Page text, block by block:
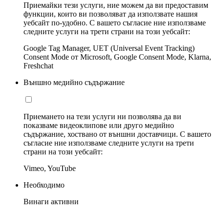
Приемайки тези услуги, ние можем да ви предоставим
функции, които ви позволяват да използвате нашия
уебсайт по-удобно. С вашето съгласие ние използваме
следните услуги на трети страни на този уебсайт:
Google Tag Manager, UET (Universal Event Tracking)
Consent Mode от Microsoft, Google Consent Mode, Klarna,
Freshchat
Външно медийно съдържание
Приемането на тези услуги ни позволява да ви
показваме видеоклипове или друго медийно
съдържание, хоствано от външни доставчици. С вашето
съгласие ние използваме следните услуги на трети
страни на този уебсайт:
Vimeo, YouTube
Необходимо
Винаги активни